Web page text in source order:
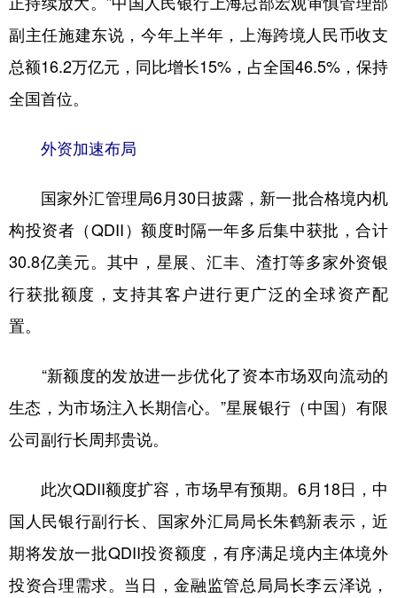
副主任施建东说，今年上半年，上海跨境人民币收支
总额16.2万亿元，同比增长15%，占全国46.5%，保持
全国首位。
外资加速布局
国家外汇管理局6月30日披露，新一批合格境内机
构投资者（QDII）额度时隔一年多后集中获批，合计
30.8亿美元。其中，星展、汇丰、渣打等多家外资银
行获批额度，支持其客户进行更广泛的全球资产配
置。
“新额度的发放进一步优化了资本市场双向流动的
生态，为市场注入长期信心。”星展银行（中国）有限
公司副行长周邦贵说。
此次QDII额度扩容，市场早有预期。6月18日，中
国人民银行副行长、国家外汇局局长朱鹤新表示，近
期将发放一批QDII投资额度，有序满足境内主体境外
投资合理需求。当日，金融监管总局局长李云泽说，